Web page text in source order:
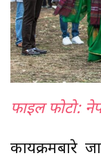
फाइल फोटो:
कार्यक्रमबारे